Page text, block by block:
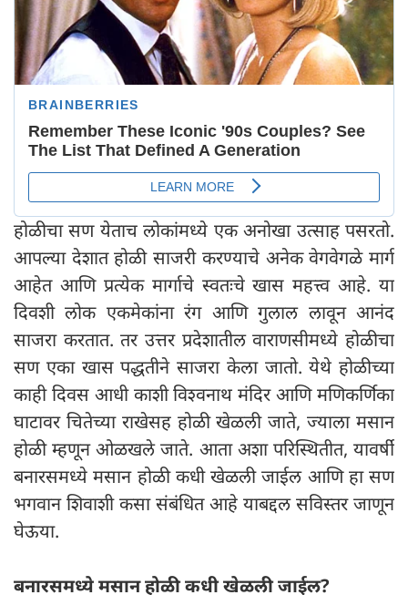
होळीचा सण येताच लोकांमध्ये एक अनोखा उत्साह पसरतो.
आपल्या देशात होळी साजरी करण्याचे अनेक वेगवेगळे मार्ग
आहेत आणि प्रत्येक मार्गाचे स्वतःचे खास महत्त्व आहे. या
दिवशी लोक एकमेकांना रंग आणि गुलाल लावून आनंद
साजरा करतात. तर उत्तर प्रदेशातील वाराणसीमध्ये होळीचा
सण एका खास पद्धतीने साजरा केला जातो. येथे होळीच्या
काही दिवस आधी काशी विश्वनाथ मंदिर आणि मणिकर्णिका
घाटावर चितेच्या राखेसह होळी खेळली जाते, ज्याला मसान
होळी म्हणून ओळखले जाते. आता अशा परिस्थितीत, यावर्षी
बनारसमध्ये मसान होळी कधी खेळली जाईल आणि हा सण
भगवान शिवाशी कसा संबंधित आहे याबद्दल सविस्तर जाणून
घेऊया.
बनारसमध्ये मसान होळी कधी खेळली जाईल?